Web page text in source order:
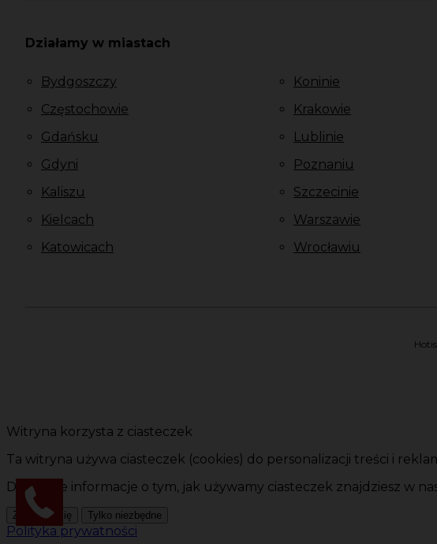
Działamy w miastach
Bydgoszczy
Częstochowie
Gdańsku
Gdyni
Kaliszu
Kielcach
Katowicach
Koninie
Krakowie
Lublinie
Poznaniu
Szczecinie
Warszawie
Wrocławiu
Witryna korzysta z ciasteczek
Ta witryna używa ciasteczek (cookies) do personalizacji treści i
Dokładne informacje o tym, jak używamy ciasteczek znajdziesz w
Zgadzam się Tylko niezbędne
Polityka prywatności